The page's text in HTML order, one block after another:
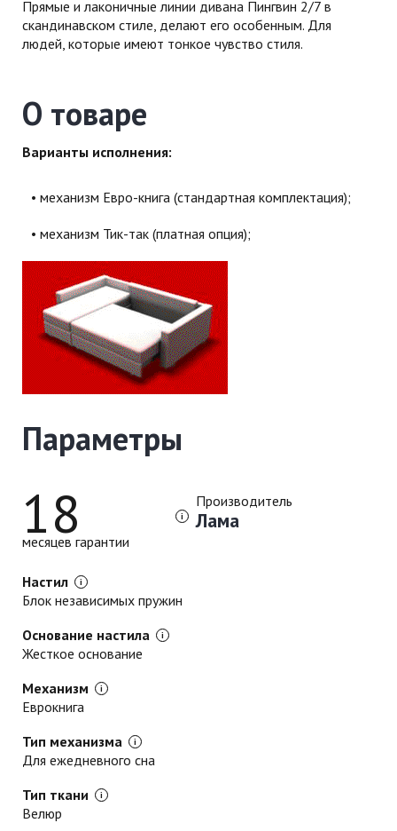
Прямые и лаконичные линии дивана Пингвин 2/7 в
скандинавском стиле, делают его особенным. Для
людей, которые имеют тонкое чувство стиля.
О товаре
Варианты исполнения:
механизм Евро-книга (стандартная комплектация);
механизм Тик-так (платная опция);
Параметры
Настил
Блок независимых пружин
Основание настила
Жесткое основание
Механизм
Еврокнига
Тип механизма
Для ежедневного сна
Тип ткани
Велюр
Производитель
Лама
18
месяцев гарантии